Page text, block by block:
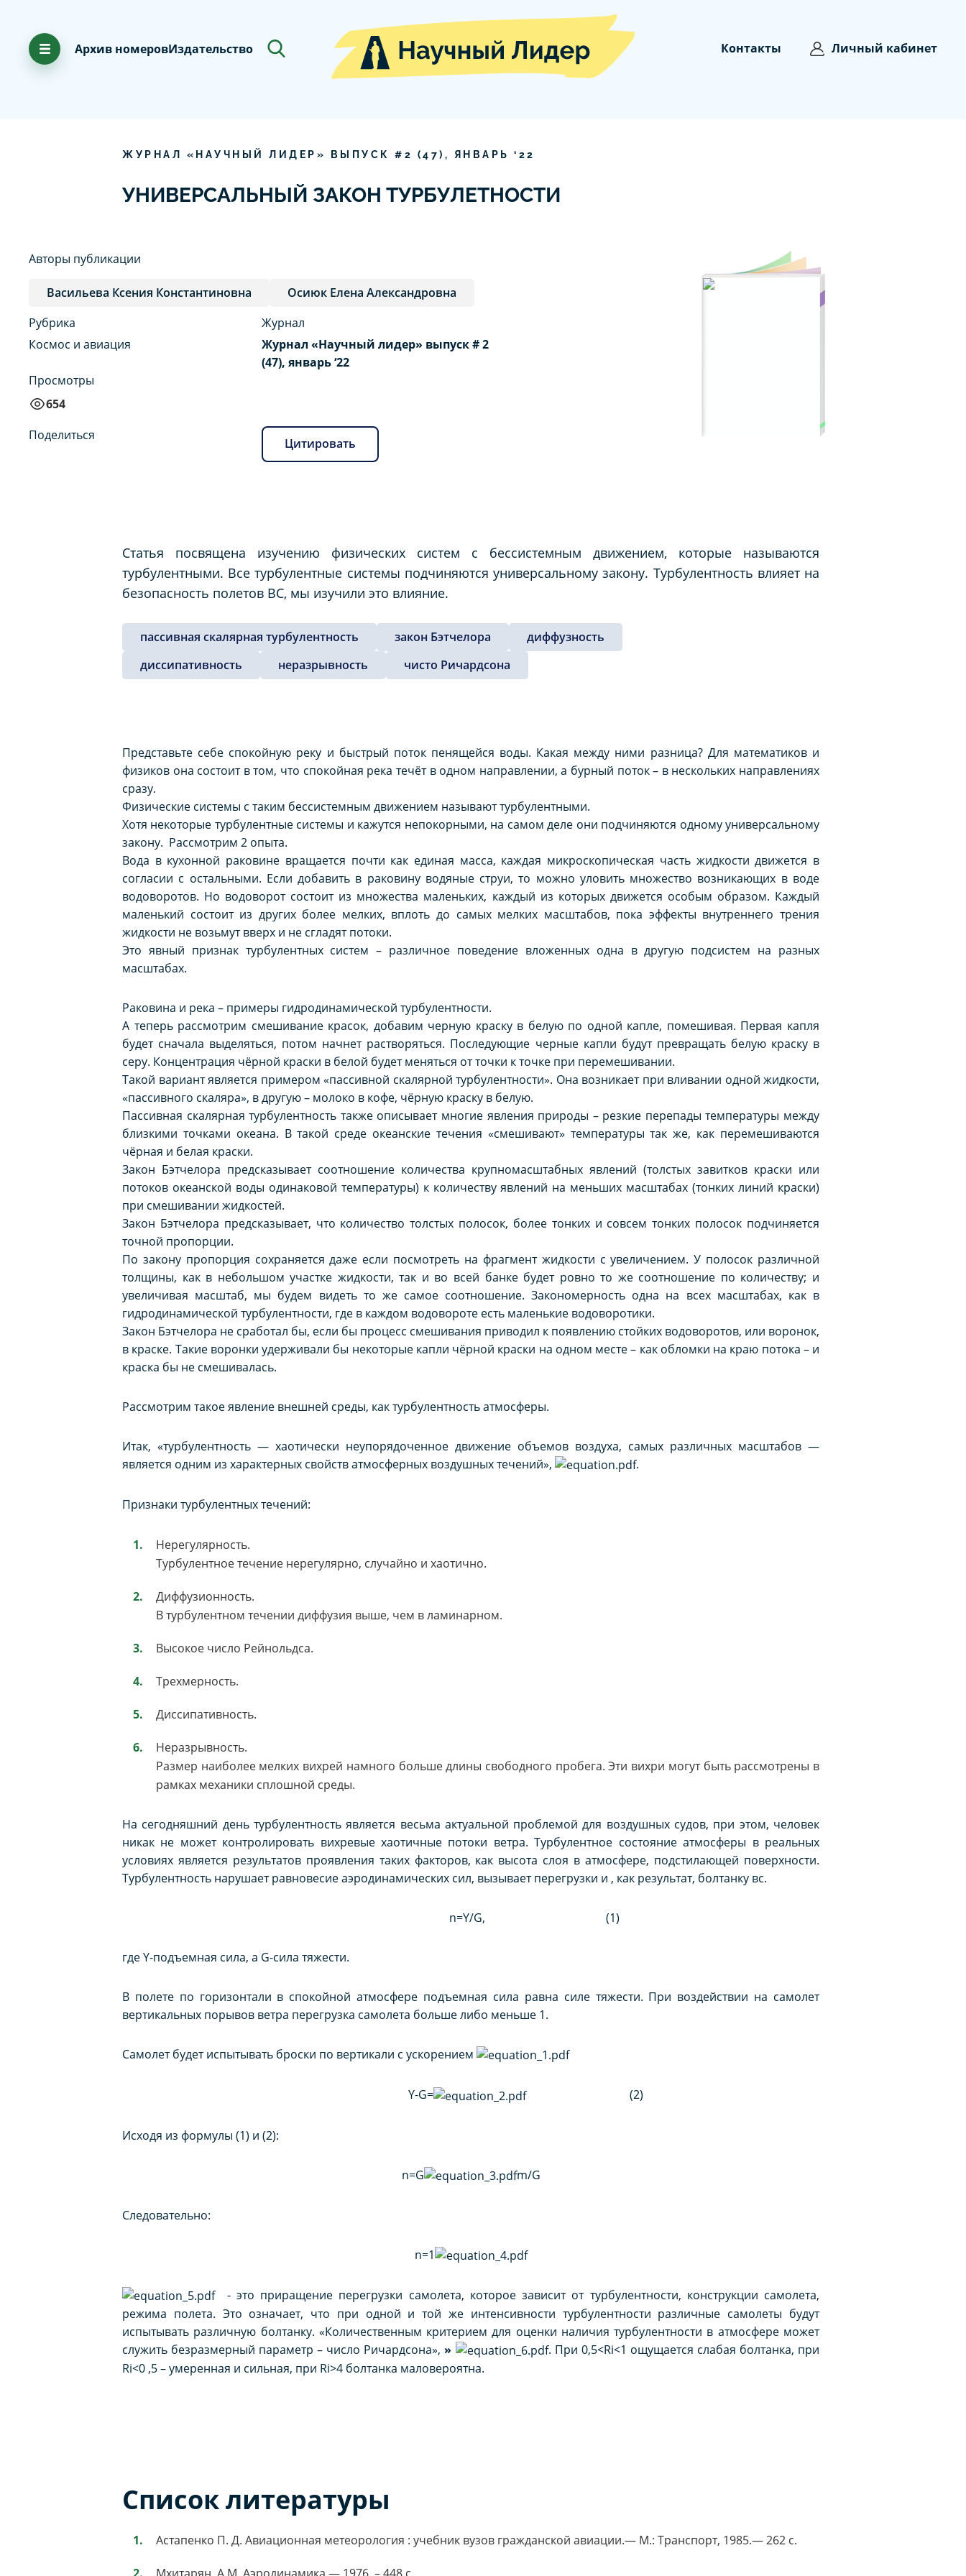
Архив номеровИздательство Контакты Личный кабинет
ЖУРНАЛ «НАУЧНЫЙ ЛИДЕР» ВЫПУСК # 2 (47), ЯНВАРЬ ‘ 22
УНИВЕРСАЛЬНЫЙ ЗАКОН ТУРБУЛЕТНОСТИ
Авторы публикации
Васильева Ксения Константиновна
Осиюк Елена Александровна
Рубрика
Космос и авиация
Просмотры
654
Журнал
Журнал «Научный лидер» выпуск # 2
(47), январь ‘22
Поделиться
Цитировать
Статья посвящена изучению физических систем с бессистемным движением, которые называются
турбулентными. Все турбулентные системы подчиняются универсальному закону. Турбулентность влияет на
безопасность полетов ВС, мы изучили это влияние.
пассивная скалярная турбулентность закон Бэтчелора
диффузность
диссипативность
неразрывность чисто Ричардсона
Представьте себе спокойную реку и быстрый поток пенящейся воды. Какая между ними разница? Для математиков и
физиков она состоит в том, что спокойная река течёт в одном направлении, а бурный поток – в нескольких направлениях
сразу.
Физические системы с таким бессистемным движением называют турбулентными.
Хотя некоторые турбулентные системы и кажутся непокорными, на самом деле они подчиняются одному универсальному
закону. Рассмотрим 2 опыта.
Вода в кухонной раковине вращается почти как единая масса, каждая микроскопическая часть жидкости движется в
согласии с остальными. Если добавить в раковину водяные струи, то можно уловить множество возникающих в воде
водоворотов. Но водоворот состоит из множества маленьких, каждый из которых движется особым образом. Каждый
маленький состоит из других более мелких, вплоть до самых мелких масштабов, пока эффекты внутреннего трения
жидкости не возьмут вверх и не сгладят потоки.
Это явный признак турбулентных систем – различное поведение вложенных одна в другую подсистем на разных
масштабах.
Раковина и река – примеры гидродинамической турбулентности.
А теперь рассмотрим смешивание красок, добавим черную краску в белую по одной капле, помешивая. Первая капля
будет сначала выделяться, потом начнет растворяться. Последующие черные капли будут превращать белую краску в
серу. Концентрация чёрной краски в белой будет меняться от точки к точке при перемешивании.
Такой вариант является примером «пассивной скалярной турбулентности». Она возникает при вливании одной жидкости,
«пассивного скаляра», в другую – молоко в кофе, чёрную краску в белую.
Пассивная скалярная турбулентность также описывает многие явления природы – резкие перепады температуры между
близкими точками океана. В такой среде океанские течения «смешивают» температуры так же, как перемешиваются
чёрная и белая краски.
Закон Бэтчелора предсказывает соотношение количества крупномасштабных явлений (толстых завитков краски или
потоков океанской воды одинаковой температуры) к количеству явлений на меньших масштабах (тонких линий краски)
при смешивании жидкостей.
Закон Бэтчелора предсказывает, что количество толстых полосок, более тонких и совсем тонких полосок подчиняется
точной пропорции.
По закону пропорция сохраняется даже если посмотреть на фрагмент жидкости с увеличением. У полосок различной
толщины, как в небольшом участке жидкости, так и во всей банке будет ровно то же соотношение по количеству; и
увеличивая масштаб, мы будем видеть то же самое соотношение. Закономерность одна на всех масштабах, как в
гидродинамической турбулентности, где в каждом водовороте есть маленькие водоворотики.
Закон Бэтчелора не сработал бы, если бы процесс смешивания приводил к появлению стойких водоворотов, или воронок,
в краске. Такие воронки удерживали бы некоторые капли чёрной краски на одном месте – как обломки на краю потока – и
краска бы не смешивалась.
Рассмотрим такое явление внешней среды, как турбулентность атмосферы.
Итак, «турбулентность — хаотически неупорядоченное движение объемов воздуха, самых различных масштабов —
является одним из характерных свойств атмосферных воздушных течений»,
.
Признаки турбулентных течений:
Нерегулярность.
Турбулентное течение нерегулярно, случайно и хаотично.
Диффузионность.
В турбулентном течении диффузия выше, чем в ламинарном.
Высокое число Рейнольдса.
Трехмерность.
Диссипативность.
Неразрывность.
Размер наиболее мелких вихрей намного больше длины свободного пробега. Эти вихри могут быть рассмотрены в
рамках механики сплошной среды.
На сегодняшний день турбулентность является весьма актуальной проблемой для воздушных судов, при этом, человек
никак не может контролировать вихревые хаотичные потоки ветра. Турбулентное состояние атмосферы в реальных
условиях является результатов проявления таких факторов, как высота слоя в атмосфере, подстилающей поверхности.
Турбулентность нарушает равновесие аэродинамических сил, вызывает перегрузки и , как результат, болтанку вс.
n=Y/G, (1)
где Y-подъемная сила, а G-cила тяжести.
В полете по горизонтали в спокойной атмосфере подъемная сила равна силе тяжести. При воздействии на самолет
вертикальных порывов ветра перегрузка самолета больше либо меньше 1.
Самолет будет испытывать броски по вертикали с ускорением
Y-G= (2)
Исходя из формулы (1) и (2):
n=G m/G
Следовательно:
n=1
- это приращение перегрузки самолета, которое зависит от турбулентности, конструкции самолета,
режима полета. Это означает, что при одной и той же интенсивности турбулентности различные самолеты будут
испытывать различную болтанку. «Количественным критерием для оценки наличия турбулентности в атмосфере может
служить безразмерный параметр – число Ричардсона», »
. При 0,5<Ri<1 ощущается слабая болтанка, при
Ri<0 ,5 – умеренная и сильная, при Ri>4 болтанка маловероятна.
Список литературы
Астапенко П. Д. Авиационная метеорология : учебник вузов гражданской авиации.— М.: Транспорт, 1985.— 262 с.